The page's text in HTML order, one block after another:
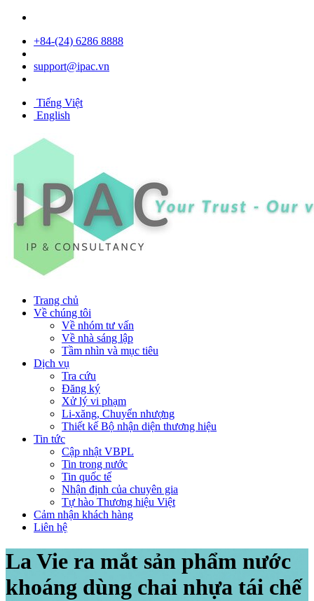
+84- (24) 6286 8888
support@ipac.vn
Tiếng Việt
English
Trang chủ
Về chúng tôi
Về nhóm tư vấn
Về nhà sáng lập
Tầm nhìn và mục tiêu
Dịch vụ
Tra cứu
Đăng ký
Xử lý vi phạm
Li-xăng, Chuyển nhượng
Thiết kế Bộ nhận diện thương hiệu
Tin tức
Cập nhật VBPL
Tin trong nước
Tin quốc tế
Nhận định của chuyên gia
Tự hào Thương hiệu Việt
Cảm nhận khách hàng
Liên hệ
La Vie ra mắt sản phẩm nước
khoáng dùng chai nhựa tái chế